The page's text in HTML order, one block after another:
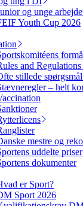
og unge
Youth Cup 2026
and
stillede
– helt
mestre og
uddelte priser
dokumenter
er Sport?
Sport 2026